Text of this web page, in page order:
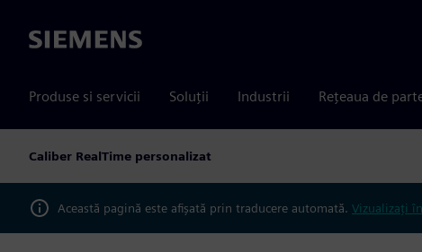
Siemens
Produse si servicii Soluții Industrii Rețeaua de
Caliber RealTime personalizat
Această pagină este afișată prin traducere automată. Vizualizați